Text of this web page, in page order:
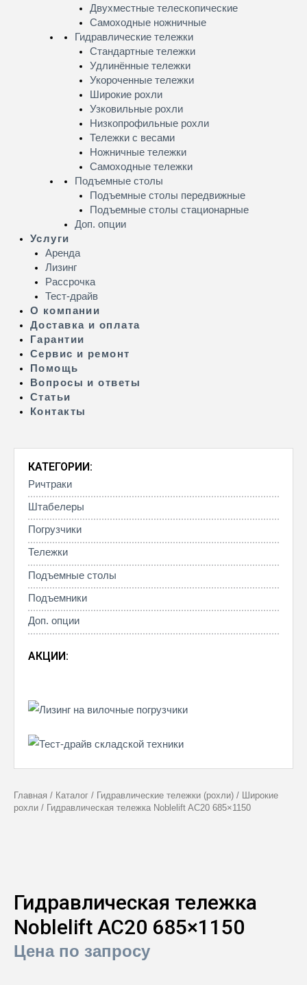
Двухместные телескопические
Самоходные ножничные
Гидравлические тележки
Стандартные тележки
Удлинённые тележки
Укороченные тележки
Широкие рохли
Узковильные рохли
Низкопрофильные рохли
Тележки с весами
Ножничные тележки
Самоходные тележки
Подъемные столы
Подъемные столы передвижные
Подъемные столы стационарные
Доп. опции
Услуги
Аренда
Лизинг
Рассрочка
Тест-драйв
О компании
Доставка и оплата
Гарантии
Сервис и ремонт
Помощь
Вопросы и ответы
Статьи
Контакты
КАТЕГОРИИ:
Ричтраки
Штабелеры
Погрузчики
Тележки
Подъемные столы
Подъемники
Доп. опции
АКЦИИ:
Главная / Каталог / Гидравлические тележки (рохли) /
Широкие
рохли / Гидравлическая тележка Noblelift AC20 685×1150
Гидравлическая тележка
Noblelift AC20 685×1150
Цена по запросу